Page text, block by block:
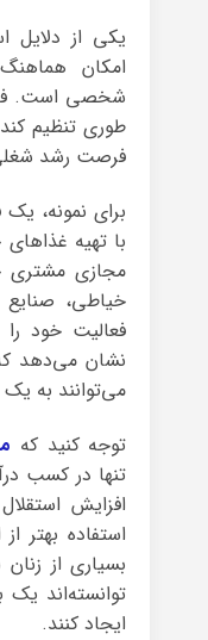
یکی از دلایل
امکان
شخصی است. فرد
طوری تنظیم
فرصت رشد
برای نمونه،
با تهیه
مجازی مشتری
خیاطی،
فعالیت خود را
نشان می‌دهد که
می‌توانند به
توجه کنید که
تنها در کسب
افزایش
استفاده بهتر
بسیاری از
توانسته‌اند
ایجاد کنند.